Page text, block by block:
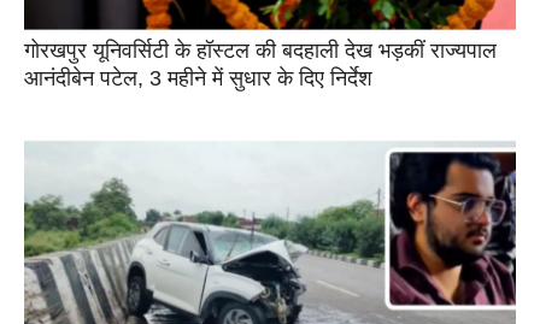
गोरखपुर यूनिवर्सिटी के हॉस्टल की बदहाली देख भड़कीं राज्यपाल
आनंदीबेन पटेल, 3 महीने में सुधार के दिए निर्देश